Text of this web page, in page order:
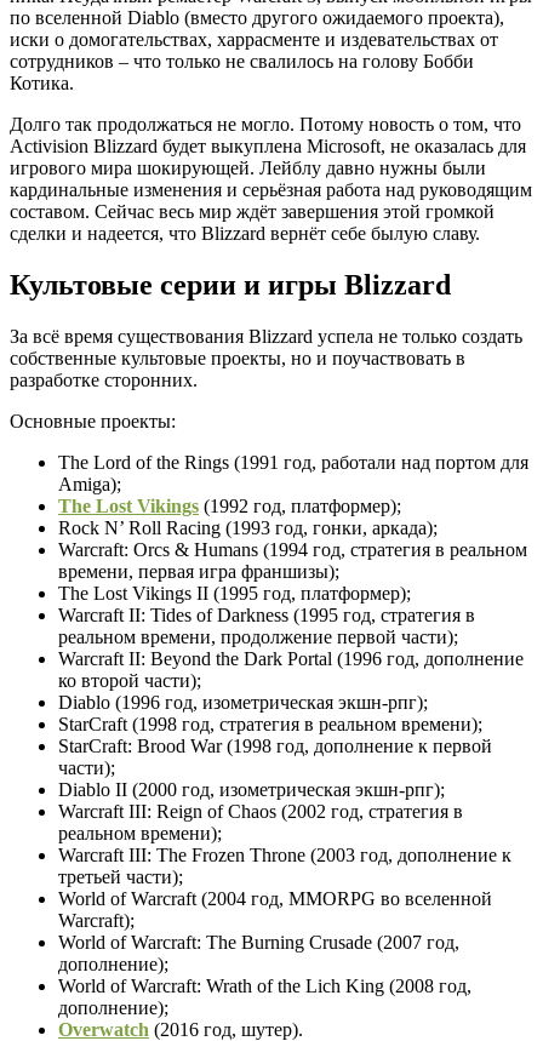
по вселенной Diablo (вместо другого ожидаемого проекта),
иски о домогательствах, харрасменте и издевательствах от
сотрудников – что только не свалилось на голову Бобби
Котика.
Долго так продолжаться не могло. Потому новость о том, что
Activision Blizzard будет выкуплена Microsoft, не оказалась для
игрового мира шокирующей. Лейблу давно нужны были
кардинальные изменения и серьёзная работа над руководящим
составом. Сейчас весь мир ждёт завершения этой громкой
сделки и надеется, что Blizzard вернёт себе былую славу.
Культовые серии и игры Blizzard
За всё время существования Blizzard успела не только создать
собственные культовые проекты, но и поучаствовать в
разработке сторонних.
Основные проекты:
The Lord of the Rings (1991 год, работали над портом для
Amiga);
The Lost Vikings (1992 год, платформер);
Rock N’ Roll Racing (1993 год, гонки, аркада);
Warcraft: Orcs & Humans (1994 год, стратегия в реальном
времени, первая игра франшизы);
The Lost Vikings II (1995 год, платформер);
Warcraft II: Tides of Darkness (1995 год, стратегия в
реальном времени, продолжение первой части);
Warcraft II: Beyond the Dark Portal (1996 год, дополнение
ко второй части);
Diablo (1996 год, изометрическая экшн-рпг);
StarCraft (1998 год, стратегия в реальном времени);
StarCraft: Brood War (1998 год, дополнение к первой
части);
Diablo II (2000 год, изометрическая экшн-рпг);
Warcraft III: Reign of Chaos (2002 год, стратегия в
реальном времени);
Warcraft III: The Frozen Throne (2003 год, дополнение к
третьей части);
World of Warcraft (2004 год, MMORPG во вселенной
Warcraft);
World of Warcraft: The Burning Crusade (2007 год,
дополнение);
World of Warcraft: Wrath of the Lich King (2008 год,
дополнение);
Overwatch (2016 год, шутер).